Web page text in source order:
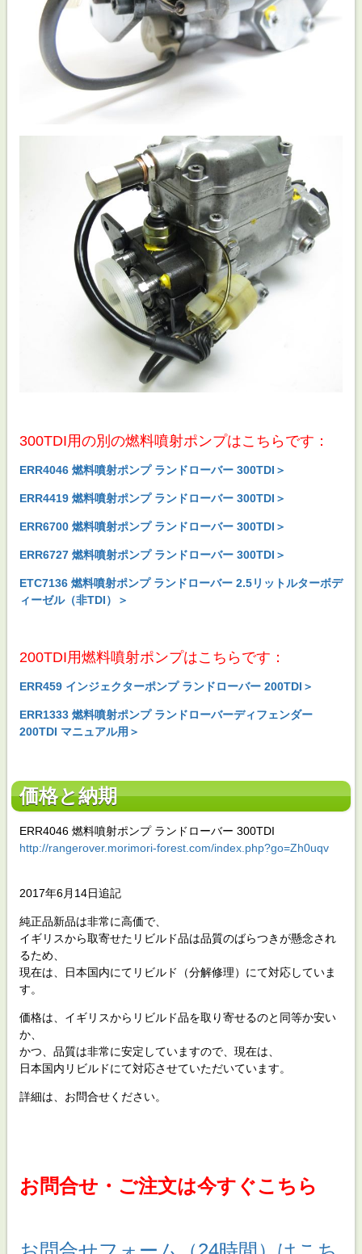
300TDI用の別の燃料噴射ポンプはこちらです：
ERR4046 燃料噴射ポンプ ランドローバー 300TDI＞
ERR4419 燃料噴射ポンプ ランドローバー 300TDI＞
ERR6700 燃料噴射ポンプ ランドローバー 300TDI＞
ERR6727 燃料噴射ポンプ ランドローバー 300TDI＞
ETC7136 燃料噴射ポンプ ランドローバー 2.5リットルターボデ
ィーゼル（非TDI）＞
200TDI用燃料噴射ポンプはこちらです：
ERR459 インジェクターポンプ ランドローバー 200TDI＞
ERR1333 燃料噴射ポンプ ランドローバーディフェンダー
200TDI マニュアル用＞
価格と納期
ERR4046 燃料噴射ポンプ ランドローバー 300TDI
http://rangerover.morimori-forest.com/index.php?go=Zh0uqv
2017年6月14日追記
純正品新品は非常に高価で、
イギリスから取寄せたリビルド品は品質のばらつきが懸念され
るため、
現在は、日本国内にてリビルド（分解修理）にて対応していま
す。
価格は、イギリスからリビルド品を取り寄せるのと同等か安い
か、
かつ、品質は非常に安定していますので、現在は、
日本国内リビルドにて対応させていただいています。
詳細は、お問合せください。
お問合せ・ご注文は今すぐこちら